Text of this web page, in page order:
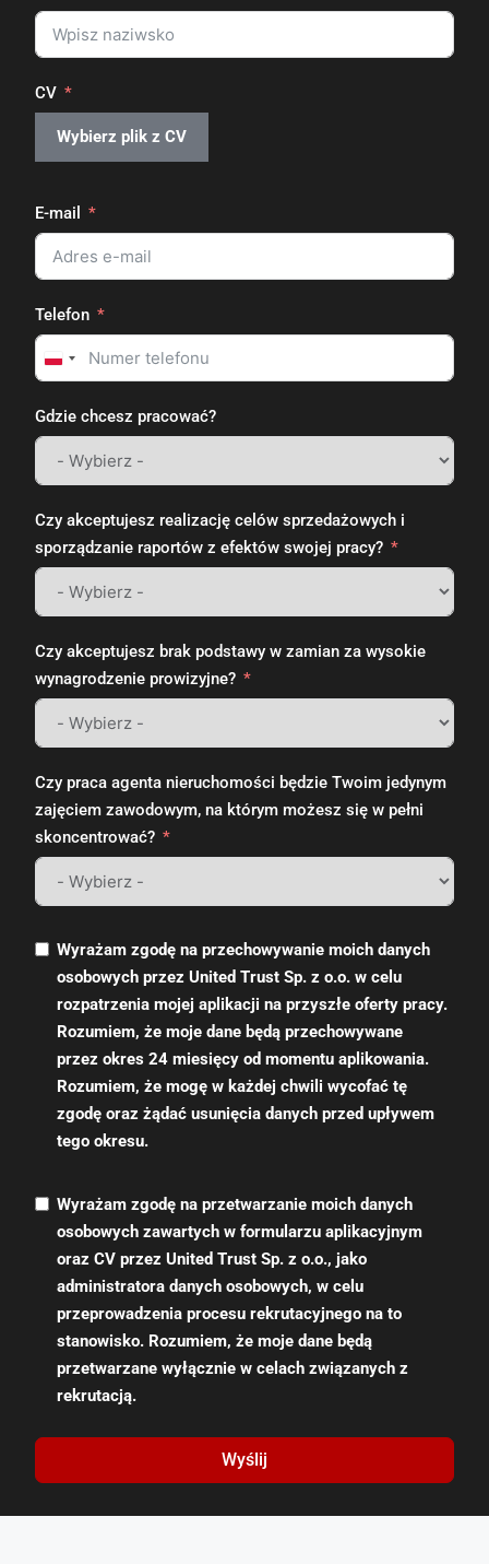
CV
Wybierz plik z CV
E-mail
Telefon
Poland
Gdzie chcesz pracować?
Czy akceptujesz realizację celów sprzedażowych i
sporządzanie raportów z efektów swojej pracy?
Czy akceptujesz brak podstawy w zamian za wysokie
wynagrodzenie prowizyjne?
Czy praca agenta nieruchomości będzie Twoim jedynym
zajęciem zawodowym, na którym możesz się w pełni
skoncentrować?
Wyrażam zgodę na przechowywanie moich danych
osobowych przez United Trust Sp. z o.o. w celu
rozpatrzenia mojej aplikacji na przyszłe oferty pracy.
Rozumiem, że moje dane będą przechowywane
przez okres 24 miesięcy od momentu aplikowania.
Rozumiem, że mogę w każdej chwili wycofać tę
zgodę oraz żądać usunięcia danych przed upływem
tego okresu.
Wyrażam zgodę na przetwarzanie moich danych
osobowych zawartych w formularzu aplikacyjnym
oraz CV przez United Trust Sp. z o.o., jako
administratora danych osobowych, w celu
przeprowadzenia procesu rekrutacyjnego na to
stanowisko. Rozumiem, że moje dane będą
przetwarzane wyłącznie w celach związanych z
rekrutacją.
Wyślij